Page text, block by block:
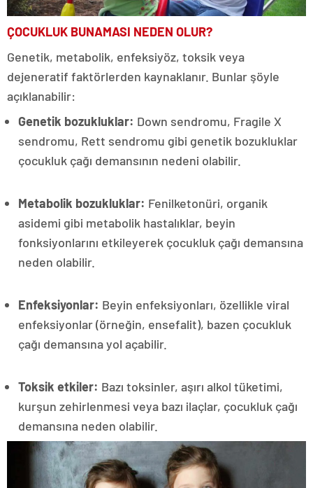
ÇOCUKLUK BUNAMASI NEDEN OLUR?
Genetik, metabolik, enfeksiyöz, toksik veya
dejeneratif faktörlerden kaynaklanır. Bunlar şöyle
açıklanabilir:
Genetik bozukluklar: Down sendromu, Fragile X
sendromu, Rett sendromu gibi genetik bozukluklar
çocukluk çağı demansının nedeni olabilir.
Metabolik bozukluklar: Fenilketonüri, organik
asidemi gibi metabolik hastalıklar, beyin
fonksiyonlarını etkileyerek çocukluk çağı demansına
neden olabilir.
Enfeksiyonlar: Beyin enfeksiyonları, özellikle viral
enfeksiyonlar (örneğin, ensefalit), bazen çocukluk
çağı demansına yol açabilir.
Toksik etkiler: Bazı toksinler, aşırı alkol tüketimi,
kurşun zehirlenmesi veya bazı ilaçlar, çocukluk çağı
demansına neden olabilir.